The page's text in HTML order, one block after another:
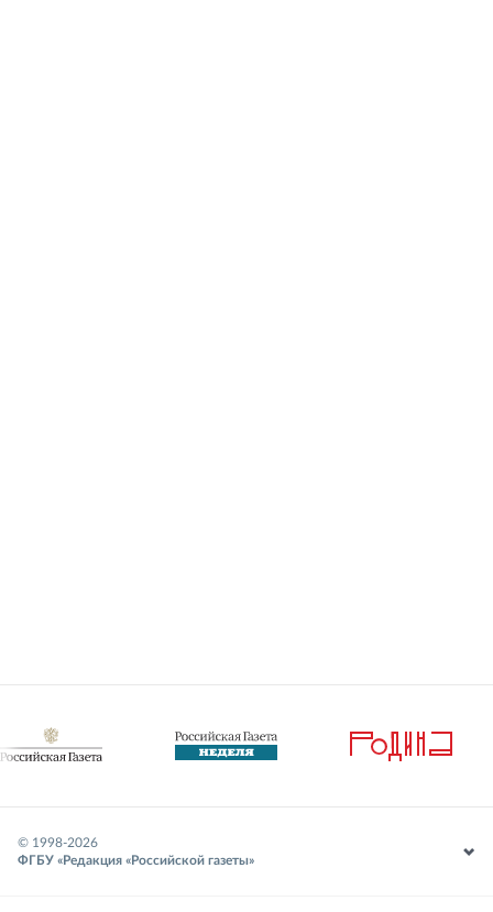
© 1998-2026
ФГБУ «Редакция «Российской газеты»